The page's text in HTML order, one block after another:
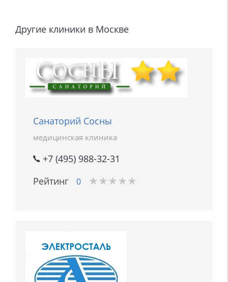
Другие клиники в Москве
Санаторий Сосны
медицинская клиника
+7 (495) 988-32-31
Рейтинг
0 ★ ★ ★ ★ ★
★ ★ ★ ★ ★